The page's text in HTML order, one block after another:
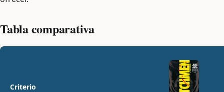
Tabla comparativa
Criterio